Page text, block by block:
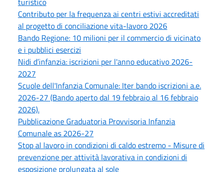
Contributo per la frequenza ai centri estivi accreditati
al progetto di conciliazione vita-lavoro 2026
Bando Regione: 10 milioni per il commercio di vicinato
e i pubblici esercizi
Nidi d’infanzia: iscrizioni per l'anno educativo 2026-
2027
Scuole dell'Infanzia Comunale: Iter bando iscrizioni a.e.
2026-27 (Bando aperto dal 19 febbraio al 16 febbraio
2026).
Pubblicazione Graduatoria Provvisoria Infanzia
Comunale as 2026-27
Stop al lavoro in condizioni di caldo estremo - Misure di
prevenzione per attività lavorativa in condizioni di
esposizione prolungata al sole